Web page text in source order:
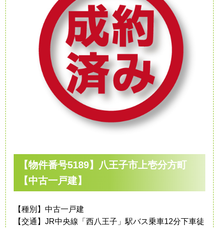
【物件番号5189】八王子市上壱分方町
【中古一戸建】
【種別】中古一戸建
【交通】JR中央線「西八王子」駅バス乗車12分下車徒